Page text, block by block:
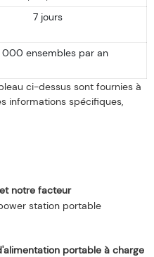
7 jours
ensembles par an
ci-dessus sont fournies à
informations spécifiques,
notre facteur
portable à charge